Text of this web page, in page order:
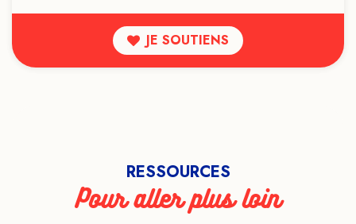
JE SOUTIENS
RESSOURCES
Pour aller plus loin